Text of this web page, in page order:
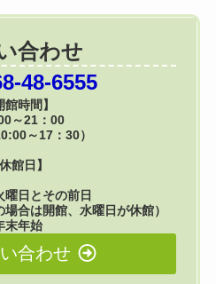
合わせ
48-6555
館時間】
～21：00
～17：30）
休館日】
曜日とその前日
場合は開館、水曜日が休館）
末年始
合わせ